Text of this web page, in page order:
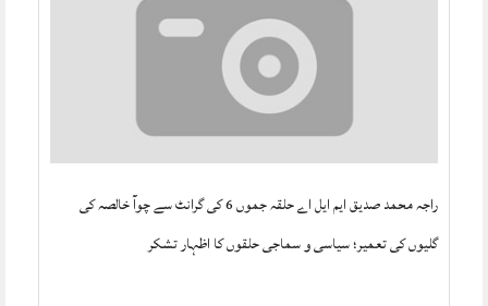
راجہ محمد صدیق ایم ایل اے حلقہ جموں 6 کی گرانٹ سے چوآ خالصہ کی
گلیوں کی تعمیر؛ سیاسی و سماجی حلقوں کا اظہار تشکر